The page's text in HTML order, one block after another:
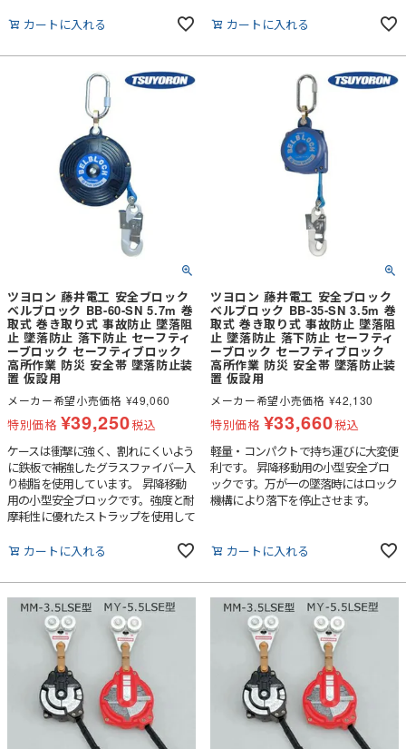
カートに入れる
万が一の墜落時にはロック機構により
カートに入れる
ツヨロン 藤井電工 安全ブロック
ベルブロック BB-60-SN 5.7m 巻
取式 巻き取り式 事故防止 墜落阻
止 墜落防止 落下防止 セーフティ
ーブロック セーフティブロック
高所作業 防災 安全帯 墜落防止装
置 仮設用
メーカー希望小売価格 ¥49,060
特別価格 ¥39,250税込
ケースは衝撃に強く、割れにくいよう
に鉄板で補強したグラスファイバー入
り樹脂を使用しています。 昇降移動
用の小型安全ブロックです。強度と耐
摩耗性に優れたストラップを使用して
構により落下を停止させます。
カートに入れる
ツヨロン 藤井電工 安全ブロック
ベルブロック BB-35-SN 3.5m 巻
取式 巻き取り式 事故防止 墜落阻
止 墜落防止 落下防止 セーフティ
ーブロック セーフティブロック
高所作業 防災 安全帯 墜落防止装
置 仮設用
メーカー希望小売価格 ¥42,130
特別価格 ¥33,660税込
軽量・コンパクトで持ち運びに大変便
利です。 昇降移動用の小型安全ブロ
ックです。万が一の墜落時にはロック
機構により落下を停止させます。
カートに入れる